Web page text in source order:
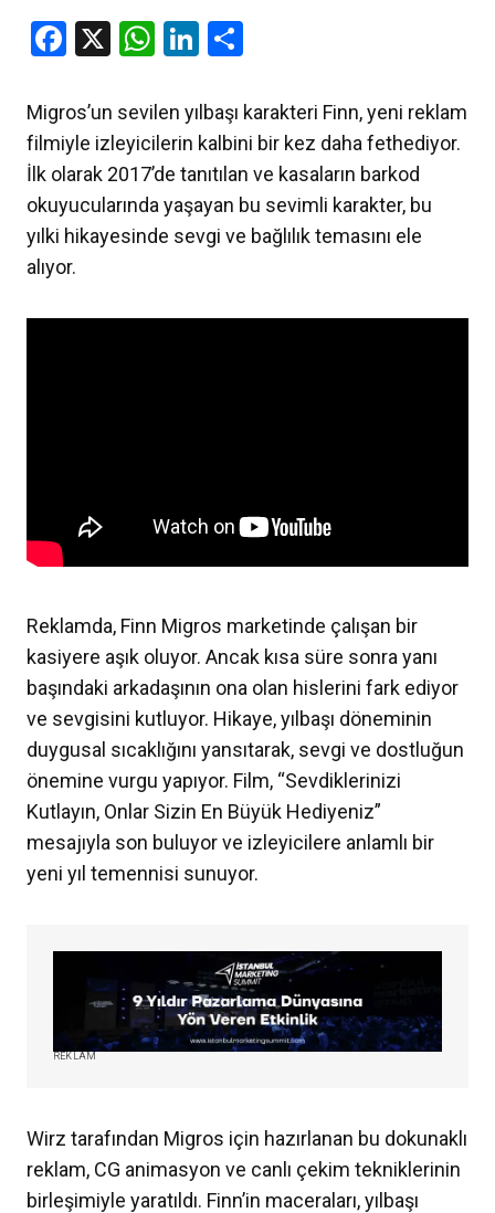
Facebook
X WhatsApp
LinkedIn
Migros’un sevilen yılbaşı karakteri Finn, yeni reklam
filmiyle izleyicilerin kalbini bir kez daha fethediyor.
İlk olarak 2017’de tanıtılan ve kasaların barkod
okuyucularında yaşayan bu sevimli karakter, bu
yılki hikayesinde sevgi ve bağlılık temasını ele
alıyor.
Reklamda, Finn Migros marketinde çalışan bir
kasiyere aşık oluyor. Ancak kısa süre sonra yanı
başındaki arkadaşının ona olan hislerini fark ediyor
ve sevgisini kutluyor. Hikaye, yılbaşı döneminin
duygusal sıcaklığını yansıtarak, sevgi ve dostluğun
önemine vurgu yapıyor. Film, “Sevdiklerinizi
Kutlayın, Onlar Sizin En Büyük Hediyeniz”
mesajıyla son buluyor ve izleyicilere anlamlı bir
yeni yıl temennisi sunuyor.
REKLAM
Wirz tarafından Migros için hazırlanan bu dokunaklı
reklam, CG animasyon ve canlı çekim tekniklerinin
birleşimiyle yaratıldı. Finn’in maceraları, yılbaşı